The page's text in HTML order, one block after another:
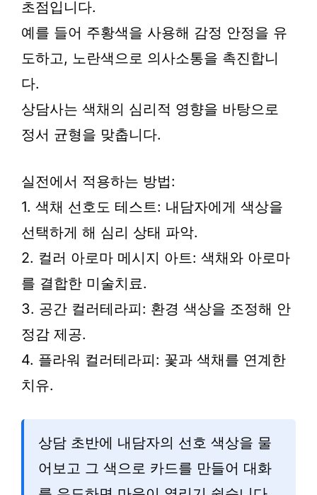
초점입니다.
예를 들어 주황색을 사용해 감정 안정을 유
도하고, 노란색으로 의사소통을 촉진합니
다.
상담사는 색채의 심리적 영향을 바탕으로
정서 균형을 맞춥니다.
실전에서 적용하는 방법:
1. 색채 선호도 테스트: 내담자에게 색상을
선택하게 해 심리 상태 파악.
2. 컬러 아로마 메시지 아트: 색채와 아로마
를 결합한 미술치료.
3. 공간 컬러테라피: 환경 색상을 조정해 안
정감 제공.
4. 플라워 컬러테라피: 꽃과 색채를 연계한
치유.
상담 초반에 내담자의 선호 색상을 물
어보고 그 색으로 카드를 만들어 대화